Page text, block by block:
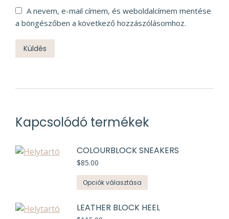
A nevem, e-mail címem, és weboldalcímem mentése
a böngészőben a következő hozzászólásomhoz.
Kapcsolódó termékek
COLOURBLOCK SNEAKERS
$85.00
Opciók választása
a
terméknek
LEATHER BLOCK HEEL